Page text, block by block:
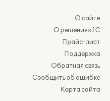
О сайте
О решениях 1С
Прайс-лист
Поддержка
Обратная связь
Сообщить об ошибке
Карта сайта